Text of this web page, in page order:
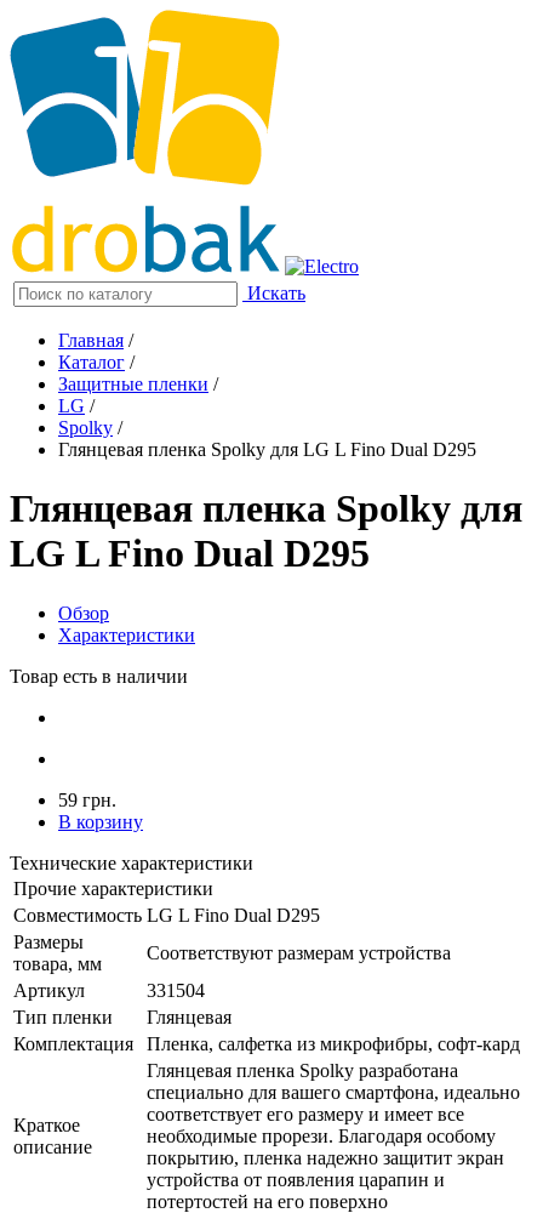
Искать
Главная /
Каталог /
Защитные пленки /
LG /
Spolky /
Глянцевая пленка Spolky для LG L Fino Dual D295
Глянцевая пленка Spolky для
LG L Fino Dual D295
Обзор
Характеристики
Товар есть в наличии
59 грн.
В корзину
Технические характеристики
Прочие характеристики
Совместимость LG L Fino Dual D295
Размеры
товара, мм
Соответствуют размерам устройства
Артикул
331504
Тип пленки
Глянцевая
Комплектация
Пленка, салфетка из микрофибры, софт-кард
Краткое
описание
Глянцевая пленка Spolky разработана
специально для вашего смартфона, идеально
соответствует его размеру и имеет все
необходимые прорези. Благодаря особому
покрытию, пленка надежно защитит экран
устройства от появления царапин и
потертостей на его поверхно